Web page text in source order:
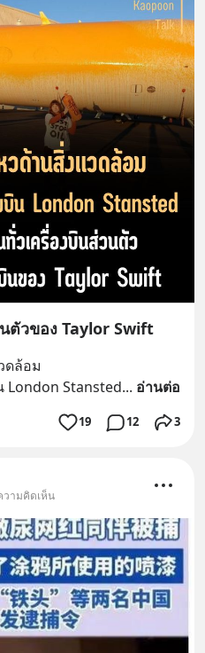
ตัวของ Taylor Swift
ดล้อม
London Stansted... อ่านต่อ
19 12 3
วามคิดเห็น